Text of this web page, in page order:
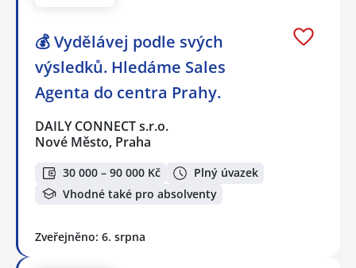
💰 Vydělávej podle svých
výsledků. Hledáme Sales
Agenta do centra Prahy.
DAILY CONNECT s.r.o.
Nové Město, Praha
30 000 – 90 000 Kč
Plný úvazek
Vhodné také pro absolventy
Zveřejněno: 6. srpna